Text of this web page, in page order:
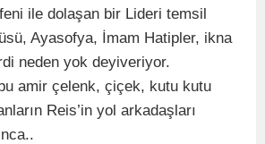
ile dolaşan bir Lideri temsil
Ayasofya, İmam Hatipler, ikna
neden yok deyiveriyor.
amir çelenk, çiçek, kutu kutu
Reis’in yol arkadaşları